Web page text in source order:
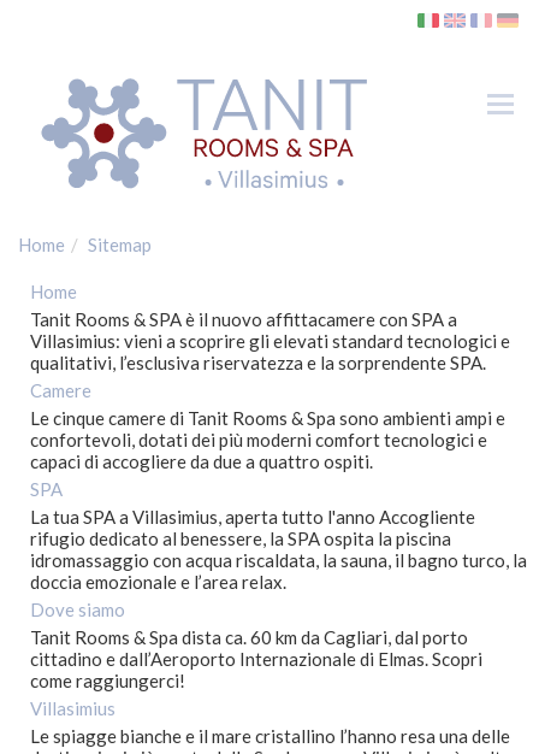
Camere
Villasimius
Spiagge
Traghetti
Gallery
Contatti
Offerte Vacanza
Home Sitemap
Home
Tanit Rooms & SPA è il nuovo affittacamere con SPA a
Villasimius: vieni a scoprire gli elevati standard tecnologici e
qualitativi, l’esclusiva riservatezza e la sorprendente SPA.
Camere
Le cinque camere di Tanit Rooms & Spa sono ambienti ampi e
confortevoli, dotati dei più moderni comfort tecnologici e
capaci di accogliere da due a quattro ospiti.
SPA
La tua SPA a Villasimius, aperta tutto l'anno Accogliente
rifugio dedicato al benessere, la SPA ospita la piscina
idromassaggio con acqua riscaldata, la sauna, il bagno turco, la
doccia emozionale e l’area relax.
Dove siamo
Tanit Rooms & Spa dista ca. 60 km da Cagliari, dal porto
cittadino e dall’Aeroporto Internazionale di Elmas. Scopri
come raggiungerci!
Villasimius
Le spiagge bianche e il mare cristallino l’hanno resa una delle